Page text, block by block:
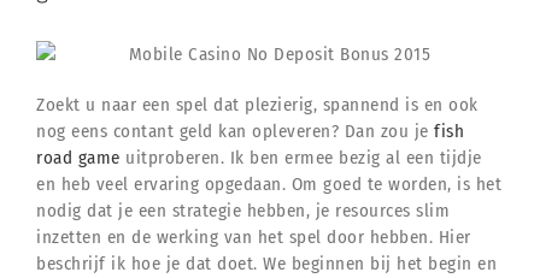
Zoekt u naar een spel dat plezierig, spannend is en ook
nog eens contant geld kan opleveren? Dan zou je fish
road game uitproberen. Ik ben ermee bezig al een tijdje
en heb veel ervaring opgedaan. Om goed te worden, is het
nodig dat je een strategie hebben, je resources slim
inzetten en de werking van het spel door hebben. Hier
beschrijf ik hoe je dat doet. We beginnen bij het begin en